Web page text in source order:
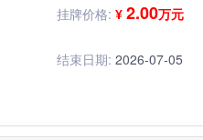
挂牌价格: ¥ 2.00万元
结束日期: 2026-07-05